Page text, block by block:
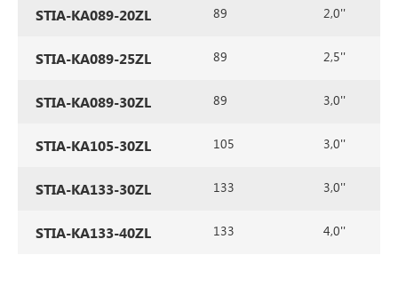
STIA-KA089-20ZL 89 2,0''
STIA-KA089-25ZL 89 2,5''
STIA-KA089-30ZL 89 3,0''
STIA-KA105-30ZL 105 3,0''
STIA-KA133-30ZL 133 3,0''
STIA-KA133-40ZL 133 4,0''